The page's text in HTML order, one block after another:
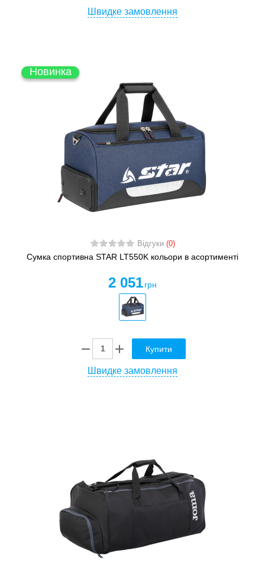
Швидке замовлення
Новинка
Відгуки (0)
Сумка спортивна STAR LT550K кольори в асортименті
2 051 грн
Купити
Швидке замовлення